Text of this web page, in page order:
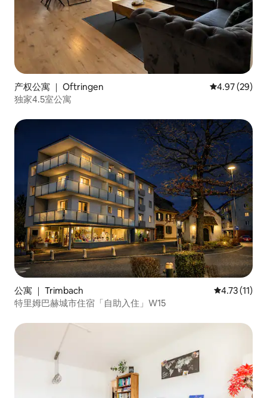
产权公寓 ｜ Oftringen 平均评分
4.97 (29)
独家4.5室公寓
公寓 ｜ Trimbach 平均评分
4.73 (11)
特里姆巴赫城市住宿「自助入住」W15